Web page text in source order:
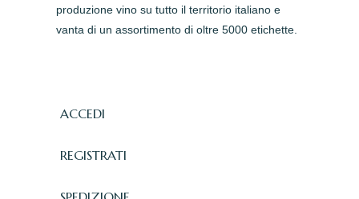
produzione vino su tutto il territorio italiano e
vanta di un assortimento di oltre 5000 etichette.
ACCEDI
REGISTRATI